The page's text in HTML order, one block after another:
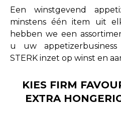
Een winstgevend
minstens één item uit
hebben we een
u uw
STERK inzet op winst en
KIES FIRM
EXTRA